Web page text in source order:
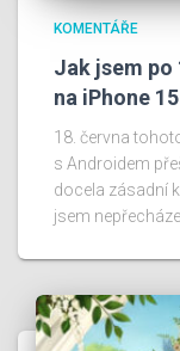
KOMENTÁŘE
Jak jsem po
na iPhone
18. června
s Androidem
docela zásadní
jsem